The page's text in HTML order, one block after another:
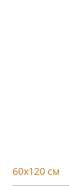
60x120 см